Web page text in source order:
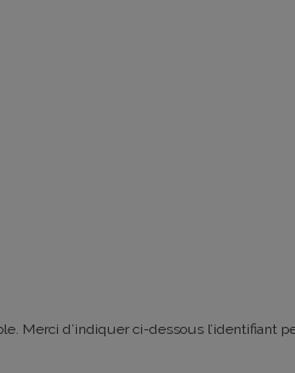
Merci d’indiquer ci-dessous l’identifiant